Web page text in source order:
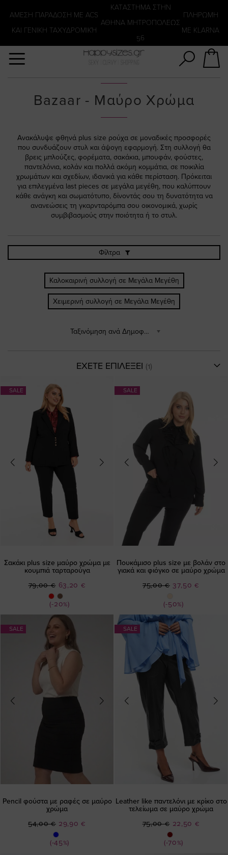
ΑΜΕΣΗ ΠΑΡΑΔΟΣΗ ΜΕ ACS
ΚΑΙ ΓΕΝΙΚΗ ΤΑΧΥΔΡΟΜΙΚΉ
KATΑΣΤΗΜΑ ΣΤΗΝ
ΑΘΗΝΑ ΜΗΤΡΟΠΟΛΕΩΣ
56
ΠΛΗΡΩΜΗ
ΜΕ KLARNA
Bazaar - Μαύρο Χρώμα
Ανακάλυψε φθηνά plus size ρούχα σε μοναδικές προσφορές
που συνδυάζουν στυλ και άψογη εφαρμογή. Στη συλλογή θα
βρεις μπλούζες, φορέματα, σακάκια, μπουφάν, φούστες,
παντελόνια, κολάν και πολλά ακόμη κομμάτια, σε ποικιλία
χρωμάτων και σχεδίων, ιδανικά για κάθε περίσταση. Πρόκειται
για επιλεγμένα last pieces σε μεγάλα μεγέθη, που καλύπτουν
κάθε ανάγκη και σωματότυπο, δίνοντάς σου τη δυνατότητα να
ανανεώσεις τη γκαρνταρόμπα σου οικονομικά, χωρίς
συμβιβασμούς στην ποιότητα ή το στυλ.
Φίλτρα
Καλοκαιρινή συλλογή σε Μεγάλα Μεγέθη
Χειμερινή συλλογή σε Μεγάλα Μεγέθη
Ταξινόμηση ανά Δημοφιλέστερα
ΕΧΕΤΕ ΕΠΙΛΕΞΕΙ
SALE
Σακάκι plus size μαύρο χρώμα με
κουμπιά ταρταρούγα
(-20%)
Ειδική
Τιμή
63,20 €
79,00 €
SALE
Πουκάμισο plus size με βολάν στο
γιακά και φιόγκο σε μαύρο χρώμα
(-50%)
Ειδική
37,50 €
75,00 €
SALE
Pencil φούστα με ραφές σε μαύρο
χρώμα
(-45%)
Ειδική
Τιμή
29,90 €
54,00 €
SALE
Leather like παντελόνι με κρίκο στο
τελείωμα σε μαύρο χρώμα
(-70%)
Ειδική
Τιμή
22,50 €
75,00 €
Αναζήτηση